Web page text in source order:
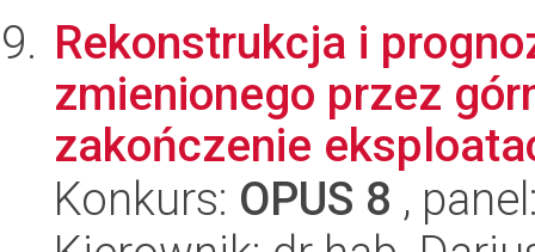
Rekonstrukcja i
zmienionego przez
zakończenie
Konkurs: OPUS 8 ,